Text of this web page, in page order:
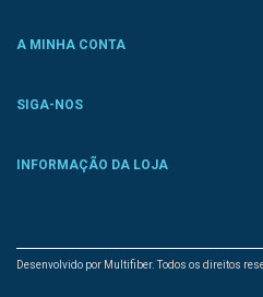
Desenvolvido por Multifiber. Todos os direitos
A MINHA CONTA
SIGA-NOS
INFORMAÇÃO DA LOJA